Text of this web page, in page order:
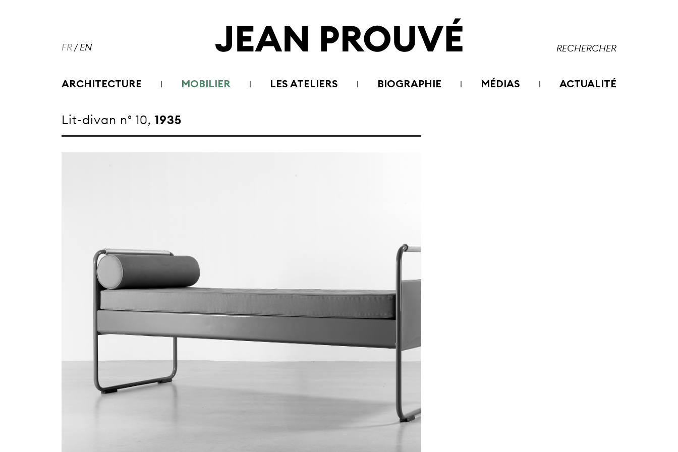
FR/EN
ARCHITECTURE MOBILIER LES ATELIERS BIOGRAPHIE MÉDIAS ACTUALITÉ
Lit-divan n° 10, 1935